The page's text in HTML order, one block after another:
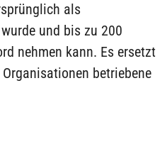
als
und bis zu 200
nehmen kann. Es ersetzt
betriebene